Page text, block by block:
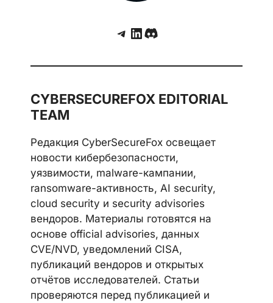
Telegram
LinkedIn
Discord
CYBERSECUREFOX EDITORIAL
TEAM
Редакция CyberSecureFox освещает
новости кибербезопасности,
уязвимости, malware-кампании,
ransomware-активность, AI security,
cloud security и security advisories
вендоров. Материалы готовятся на
основе official advisories, данных
CVE/NVD, уведомлений CISA,
публикаций вендоров и открытых
отчётов исследователей. Статьи
проверяются перед публикацией и